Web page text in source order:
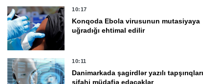
10:17
Konqoda Ebola virusunun mutasiyaya
uğradığı ehtimal edilir
10:11
Danimarkada şagirdlər yazılı tapşırıqları
şifahi müdafiə edəcəklər